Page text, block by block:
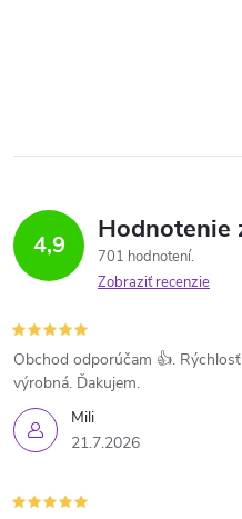
4,9 Hodnotenie
701 hodnotení
Zobraziť recenzie
Mili
21.7.2026
Obchod odporúčam 👍.
výrobná. Ďakujem.